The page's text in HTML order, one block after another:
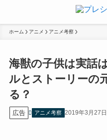
ホーム アニメ アニメ考察
海獣の子供は実話
ルとストーリーの
る？
広告 アニメ考察 2019年3月27日